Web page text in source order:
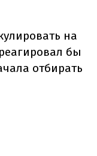
на
бы
отбирать